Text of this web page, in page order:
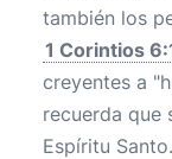
también los
1 Corintios
creyentes a
recuerda que
Espíritu